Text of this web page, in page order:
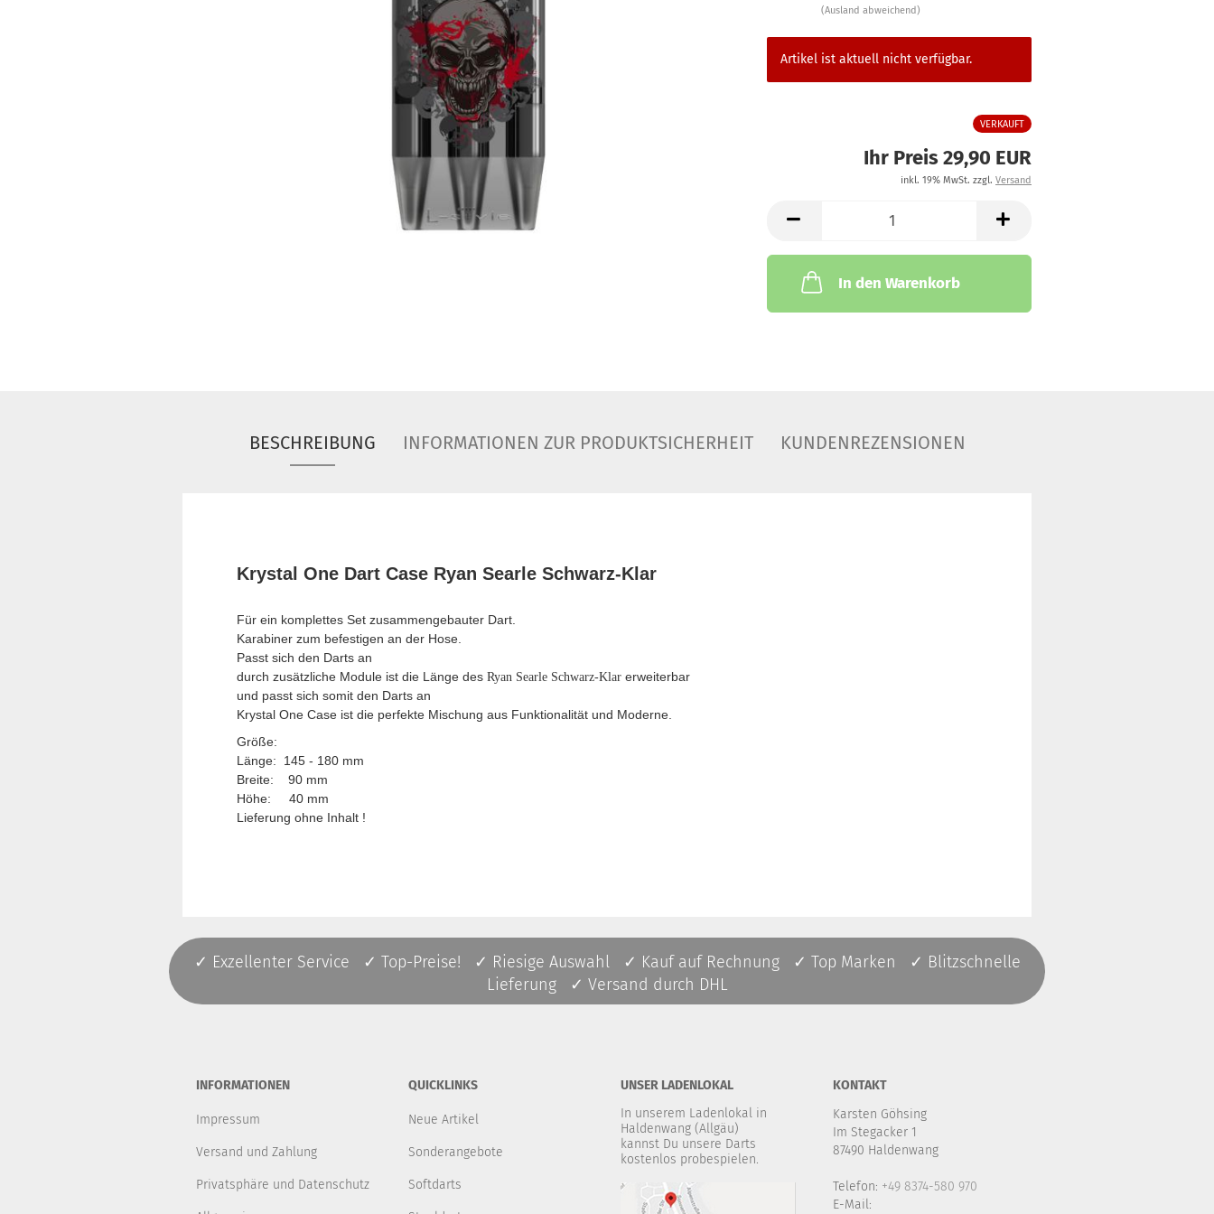
(Ausland abweichend)
Artikel ist aktuell nicht verfügbar.
VERKAUFT
Ihr Preis 29,90 EUR
inkl. 19% MwSt. zzgl. Versand
In den Warenkorb
BESCHREIBUNG INFORMATIONEN ZUR PRODUKTSICHERHEIT KUNDENREZENSIONEN
Krystal One Dart Case Ryan Searle Schwarz-Klar
Für ein komplettes Set zusammengebauter Dart.
Karabiner zum befestigen an der Hose.
Passt sich den Darts an
durch zusätzliche Module ist die Länge des Ryan Searle Schwarz-Klar erweiterbar
und passt sich somit den Darts an
Krystal One Case ist die perfekte Mischung aus Funktionalität und Moderne.
Größe:
Länge: 145 - 180 mm
Breite: 90 mm
Höhe: 40 mm
Lieferung ohne Inhalt !
✓ Exzellenter Service ✓ Top-Preise! ✓ Riesige Auswahl ✓ Kauf auf Rechnung ✓ Top Marken ✓ Blitzschnelle
Lieferung ✓ Versand durch DHL
INFORMATIONEN
Impressum
Versand und Zahlung
Privatsphäre und Datenschutz
QUICKLINKS
Neue Artikel
Sonderangebote
Softdarts
UNSER LADENLOKAL
In unserem Ladenlokal in
Haldenwang (Allgäu)
kannst Du unsere Darts
kostenlos probespielen.
KONTAKT
Karsten Göhsing
Im Stegacker 1
87490 Haldenwang
Telefon: +49 8374-580 970
E-Mail: